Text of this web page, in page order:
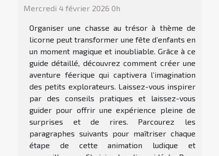
Mercredi 4 février 2026 0h
Organiser une chasse au trésor à thème de
licorne peut transformer une fête d’enfants en
un moment magique et inoubliable. Grâce à ce
guide détaillé, découvrez comment créer une
aventure féerique qui captivera l’imagination
des petits explorateurs. Laissez-vous inspirer
par des conseils pratiques et laissez-vous
guider pour offrir une expérience pleine de
surprises et de rires. Parcourez les
paragraphes suivants pour maîtriser chaque
étape de cette animation ludique et